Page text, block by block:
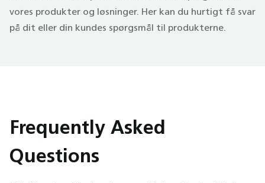
vores produkter og løsninger. Her kan du hurtigt få svar
på dit eller din kundes spørgsmål til produkterne.
Frequently Asked
Questions